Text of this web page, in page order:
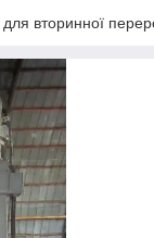
вторинної